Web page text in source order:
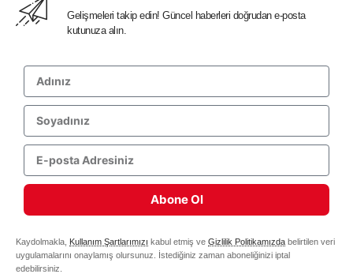
Gelişmeleri takip edin! Güncel haberleri doğrudan e-posta
kutunuza alın.
Abone Ol
Kaydolmakla, Kullanım Şartlarımızı kabul etmiş ve Gizlilik Politikamızda belirtilen veri
uygulamalarını onaylamış olursunuz. İstediğiniz zaman aboneliğinizi iptal
edebilirsiniz.